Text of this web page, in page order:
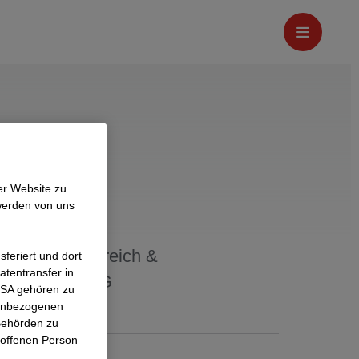
Österreich &
AG
Website zu
von uns
und dort
in
gehören zu
zu
Person